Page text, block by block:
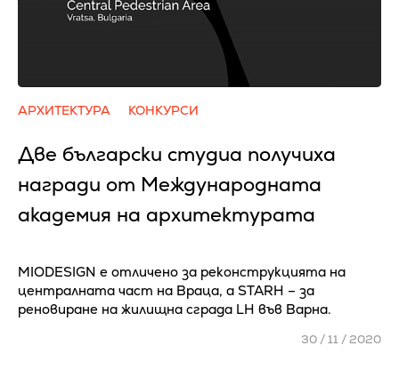
АРХИТЕКТУРА КОНКУРСИ
Две български студиа получиха
награди от Международната
академия на архитектурата
MIODESIGN е отличено за реконструкцията на
централната част на Враца, а STARH – за
реновиране на жилищна сграда LH във Варна.
30 / 11 / 2020